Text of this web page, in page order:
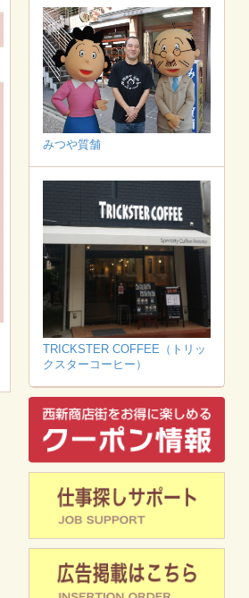
みつや質舗
TRICKSTER COFFEE（トリッ
クスターコーヒー）